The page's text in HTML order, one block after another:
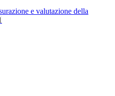
e valutazione della